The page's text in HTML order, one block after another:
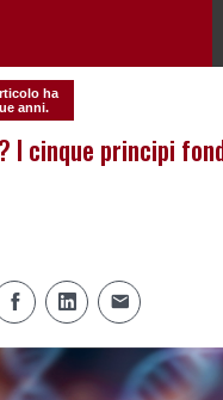
ha
anni.
I cinque principi